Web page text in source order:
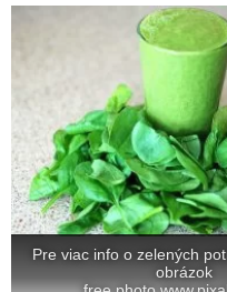
Pre viac info o zelených
obrázok